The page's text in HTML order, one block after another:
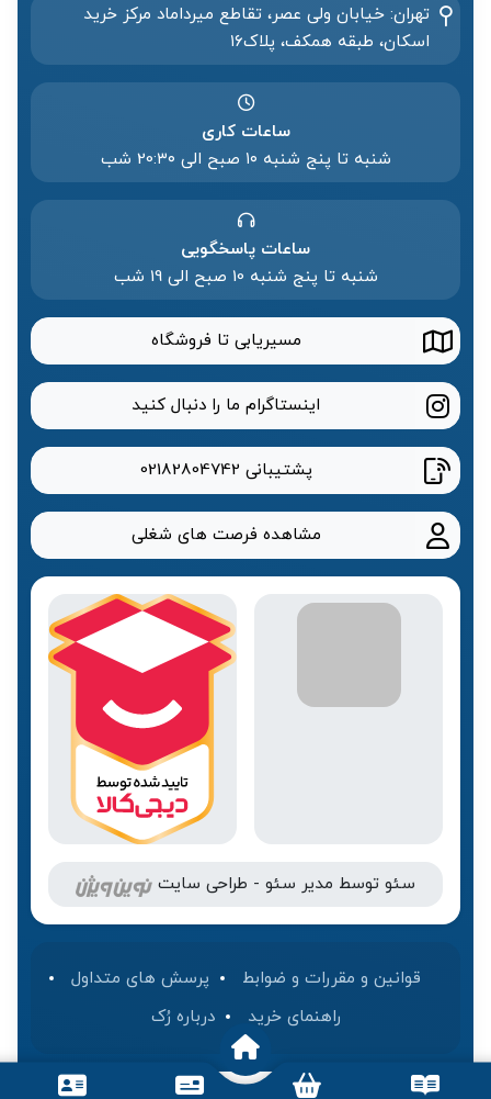
تهران: خیابان ولی عصر، تقاطع میرداماد مرکز خرید‌
اسکان، طبقه همکف، پلاک۱۶
ساعات کاری
شنبه تا پنج شنبه ۱۰ صبح الی 20:۳۰ شب
ساعات پاسخگویی
شنبه تا پنج شنبه 10 صبح الی 19 شب
مسیریابی تا فروشگاه
اینستاگرام ما را دنبال کنید
پشتیبانی 02182804742
مشاهده فرصت های شغلی
سئو توسط مدیر سئو - طراحی سایت
قوانین و مقررات و ضوابط
پرسش های متداول
راهنمای خرید
درباره رُک‌